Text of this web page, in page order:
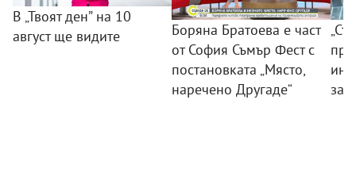
В „Твоят ден” на 10
август ще видите
Боряна Братоева е част
от София Съмър Фест с
постановката „Място,
наречено Другаде“